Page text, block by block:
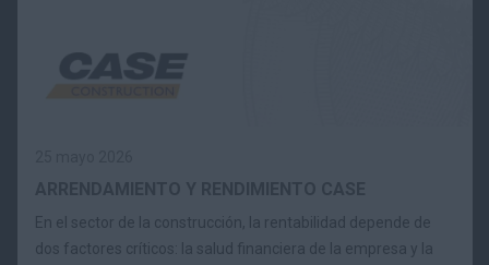
En el sector de la construcción, la rentabilidad depende de
dos factores críticos: la salud financiera de la empresa y la